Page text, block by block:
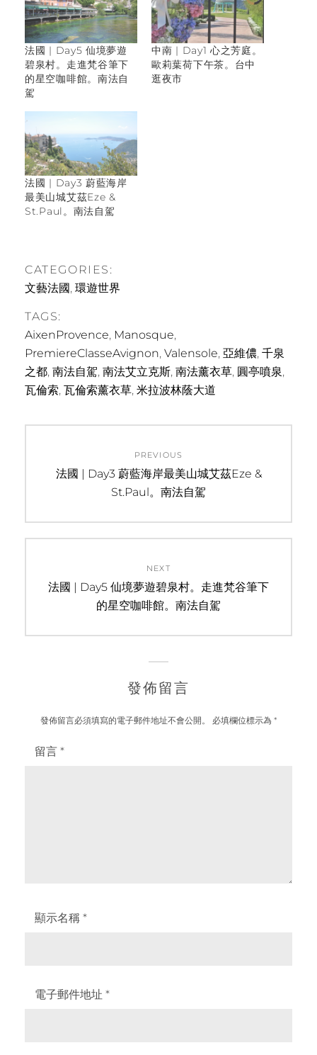
法國 | Day5 仙境夢遊
碧泉村。走進梵谷筆下
的星空咖啡館。南法自
駕
中南 | Day1 心之芳庭。
歐莉葉荷下午茶。台中
逛夜市
法國 | Day3 蔚藍海岸
最美山城艾茲Eze &
St.Paul。南法自駕
CATEGORIES:
文藝法國, 環遊世界
TAGS:
AixenProvence, Manosque,
PremiereClasseAvignon, Valensole, 亞維儂, 千泉
之都, 南法自駕, 南法艾立克斯, 南法薰衣草, 圓亭噴泉,
瓦倫索, 瓦倫索薰衣草, 米拉波林蔭大道
覽
PREVIOUS
Previous
法國 | Day3 蔚藍海岸最美山城艾茲Eze &
St.Paul。南法自駕
NEXT
Next
法國 | Day5 仙境夢遊碧泉村。走進梵谷筆下
的星空咖啡館。南法自駕
發佈留言
發佈留言必須填寫的電子郵件地址不會公開。 必填欄位標示為 *
留言 *
顯示名稱 *
電子郵件地址 *